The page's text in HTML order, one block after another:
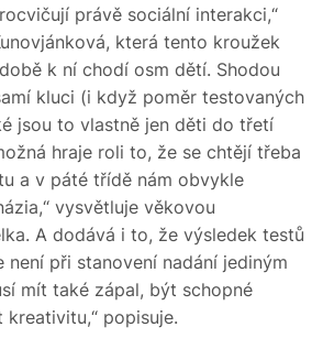
právě sociální interakci,“
která tento kroužek
k ní chodí osm dětí. Shodou
kluci (i když poměr testovaných
jsou to vlastně jen děti do třetí
hraje roli to, že se chtějí třeba
a v páté třídě nám obvykle
vysvětluje věkovou
A dodává i to, že výsledek testů
není při stanovení nadání jediným
mít také zápal, být schopné
popisuje.